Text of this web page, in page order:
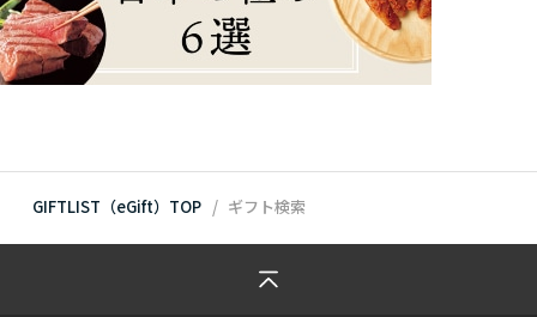
GIFTLIST（eGift）TOP ギフト検索